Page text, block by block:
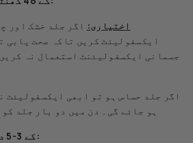
اختیاری: اگر جلد خشک اور
ایکسفولیئٹ کریں تاکہ صحت یابی
جسمانی ایکسفولیئنٹ استعمال نہ
اگر جلد حساس ہو تو ابھی ایکسفولیئٹ
ہو جائے گی۔ دن میں دو بار جلد
Microneedling کے 3-5 دن بعد: